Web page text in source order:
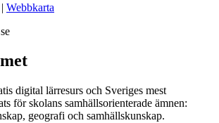
| Webbkarta
digital lärresurs och Sveriges mest
för skolans samhällsorienterade ämnen:
geografi och samhällskunskap.